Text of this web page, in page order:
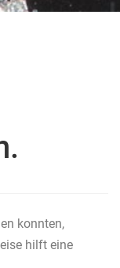
konnten,
hilft eine